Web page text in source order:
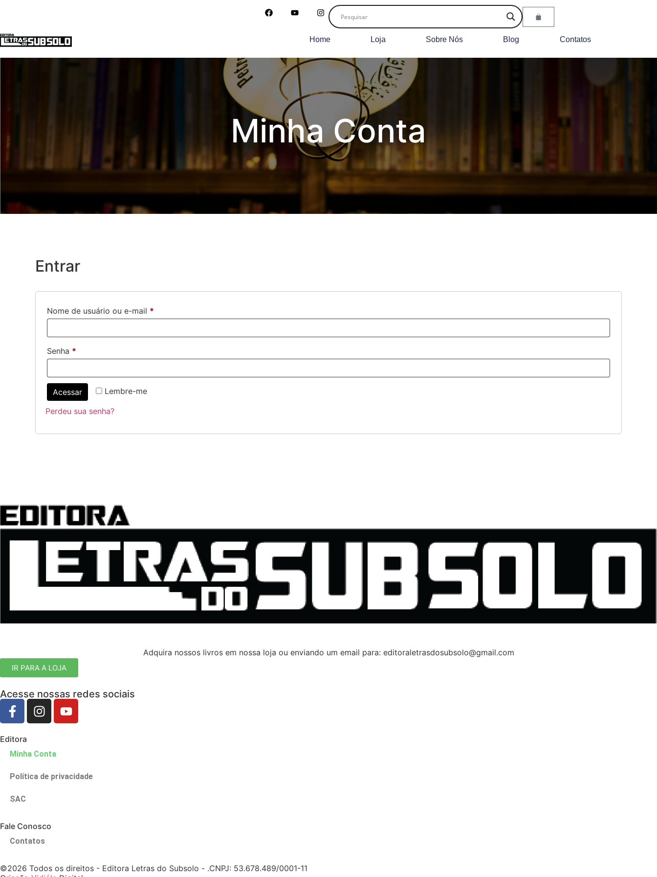
Home Loja Sobre Nós Blog Contatos
Minha Conta
Entrar
Nome de usuário ou e-mail *
Senha *
Lembre-me
Acessar
Perdeu sua senha?
Adquira nossos livros em nossa loja ou enviando um email para: editoraletrasdosubsolo@gmail.com
IR PARA A LOJA
Acesse nossas redes sociais
Editora
Minha Conta
Política de privacidade
SAC
Fale Conosco
Contatos
©2026 Todos os direitos - Editora Letras do Subsolo - .CNPJ: 53.678.489/0001-11